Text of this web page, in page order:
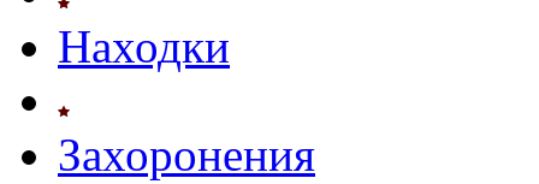
Находки
Захоронения